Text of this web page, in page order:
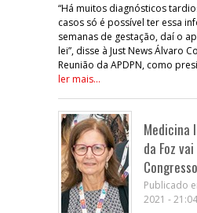
“Há muitos diagnósticos
casos só é possível ter essa
semanas de gestação, daí o
lei”, disse à Just News Álvaro
Reunião da APDPN, como
ler mais...
Medicina
da Foz
Publicado
2021 - 21:04